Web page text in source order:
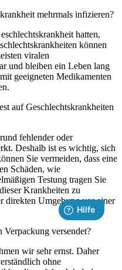
mehrmals infizieren?
hatten,
können
viralen
und bleiben ein Leben lang
geeigneten Medikamenten
auf Geschlechtskrankheiten
fehlender oder
Deshalb ist es wichtig, sich
Sie vermeiden, dass eine
Schäden, wie
Testung tragen Sie
Krankheiten zu
direkten Umgebung vor einer
Verpackung versendet?
wir sehr ernst. Daher
ohne